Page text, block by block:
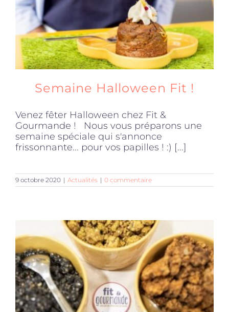
Semaine Halloween Fit !
Venez fêter Halloween chez Fit &
Gourmande ! Nous vous préparons une
semaine spéciale qui s'annonce
frissonnante... pour vos papilles ! :) [...]
9 octobre 2020 | Actualités | 0 commentaire